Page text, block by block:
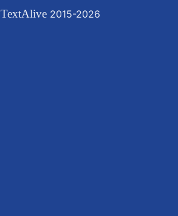
TextAlive2015-2026